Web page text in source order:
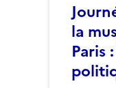
la
Paris